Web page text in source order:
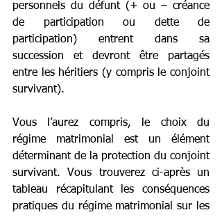
personnels du défunt (+ ou – créance
de participation ou dette de
participation) entrent dans sa
succession et devront être partagés
entre les héritiers (y compris le conjoint
survivant).
Vous l’aurez compris, le choix du
régime matrimonial est un élément
déterminant de la protection du conjoint
survivant. Vous trouverez ci-après un
tableau récapitulant les conséquences
pratiques du régime matrimonial sur les